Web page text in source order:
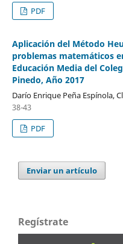
PDF
Aplicación del Método
problemas matemáticos
Educación Media del
Pinedo, Año 2017
Darío Enrique Peña Espínola,
38-43
PDF
Enviar un artículo
Regístrate